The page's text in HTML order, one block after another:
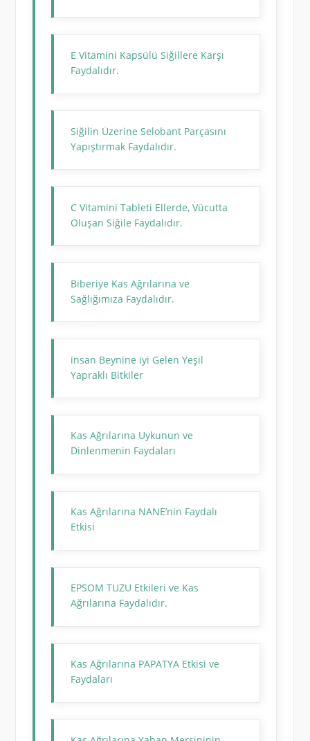
E Vitamini Kapsülü Siğillere Karşı
Faydalıdır.
Siğilin Üzerine Selobant Parçasını
Yapıştırmak Faydalıdır.
C Vitamini Tableti Ellerde, Vücutta
Oluşan Siğile Faydalıdır.
Biberiye Kas Ağrılarına ve
Sağlığımıza Faydalıdır.
insan Beynine iyi Gelen Yeşil
Yapraklı Bitkiler
Kas Ağrılarına Uykunun ve
Dinlenmenin Faydaları
Kas Ağrılarına NANE’nin Faydalı
Etkisi
EPSOM TUZU Etkileri ve Kas
Ağrılarına Faydalıdır.
Kas Ağrılarına PAPATYA Etkisi ve
Faydaları